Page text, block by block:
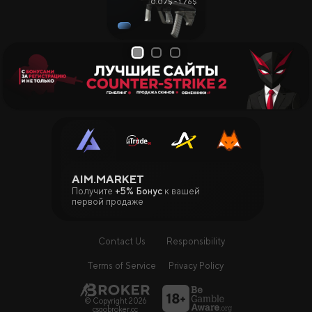
1 2 3
AIM.MARKET
Получите +5% Бонуск вашей
первой продаже
© Copyright 2026
csgobroker.cc
Contact Us Responsibility
Terms of Service Privacy Policy